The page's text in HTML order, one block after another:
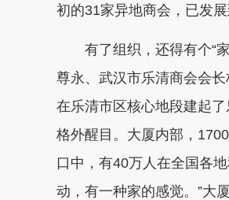
初的31家异地商会，已发展
有了组织，还得有个“家
尊永、武汉市乐清商会会
在乐清市区核心地段建起
格外醒目。大厦内部，
口中，有40万人在全国各
动，有一种家的感觉。”大